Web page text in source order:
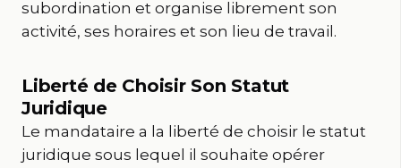
subordination et organise librement son
activité, ses horaires et son lieu de travail.
Liberté de Choisir Son Statut
Juridique
Le mandataire a la liberté de choisir le statut
juridique sous lequel il souhaite opérer